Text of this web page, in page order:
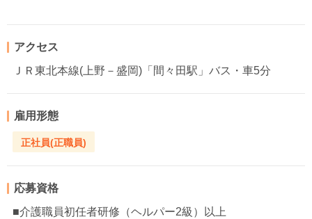
アクセス
ＪＲ東北本線(上野－盛岡)「間々田駅」バス・車5分
雇用形態
正社員(正職員)
応募資格
■介護職員初任者研修（ヘルパー2級）以上